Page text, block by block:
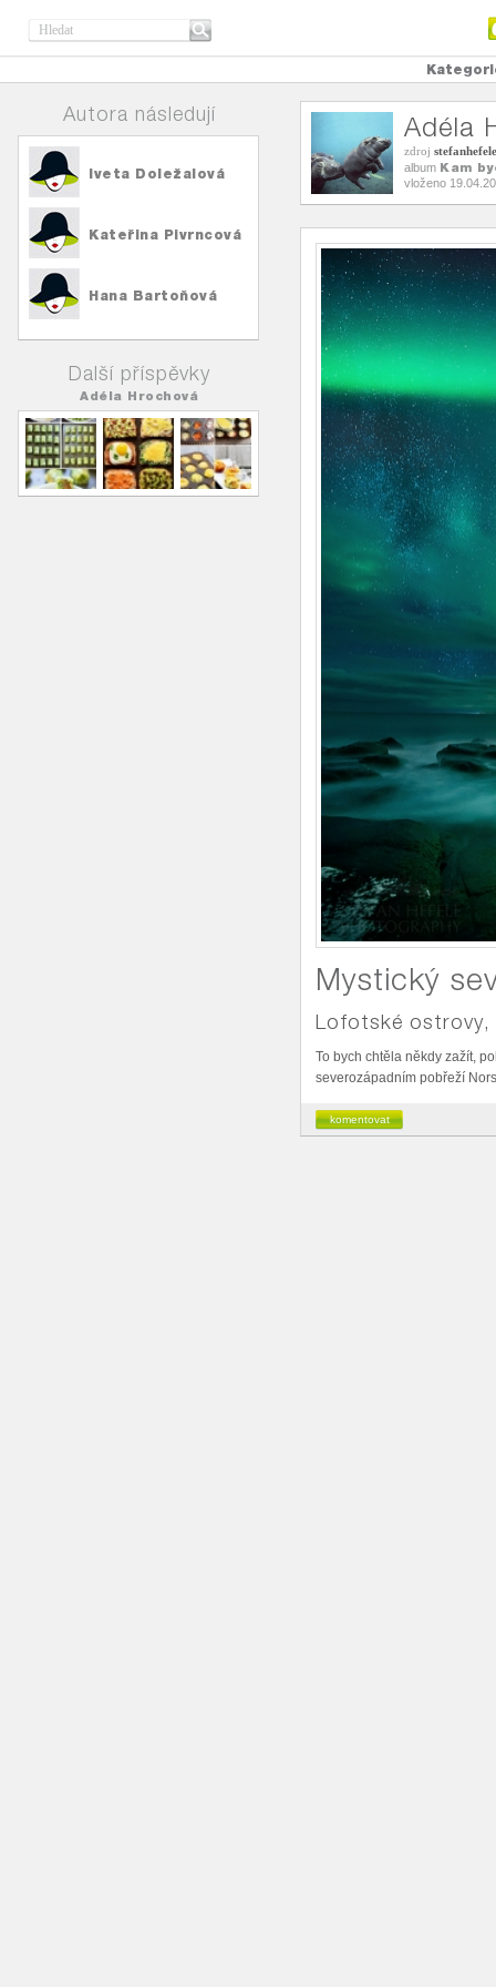
Autora následují
Iveta Doležalová
Kateřina Pivrncová
Hana Bartoňová
Další příspěvky
Adéla Hrochová
Adéla
zdroj
album Kam
vloženo
Mystický
Lofotské ostrovy,
To bych chtěla někdy zažít,
severozápadním pobřeží
komentovat